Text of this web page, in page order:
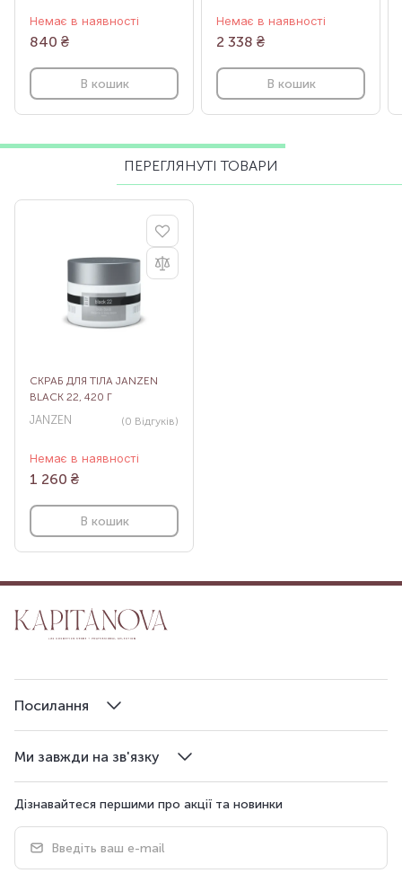
Немає в наявності
840 ₴
В кошик
Немає в наявності
2 338 ₴
В кошик
ПЕРЕГЛЯНУТІ ТОВАРИ
СКРАБ ДЛЯ ТІЛА JANZEN
BLACK 22, 420 Г
JANZEN (0 Відгуків)
Немає в наявності
1 260 ₴
В кошик
Ми завжди на зв'язку
Посилання
Дізнавайтеся першими про акції та новинки